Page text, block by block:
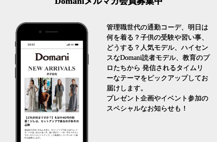
管理職世代の通勤コーデ、明日は
何を着る？子供の受験や習い事、
どうする？人気モデル、ハイセン
スなDomani読者モデル、教育のプ
ロたちから 発信されるタイムリ
ーなテーマをピックアップしてお
届けします。
プレゼント企画やイベント参加の
スペシャルなお知らせも！